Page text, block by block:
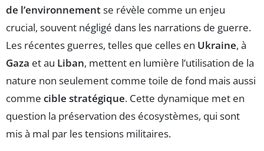
de l’environnementse révèle comme un enjeu
crucial, souvent négligé dans les narrations de guerre.
Les récentes guerres, telles que celles en Ukraine, à
Gaza et au Liban, mettent en lumière l’utilisation de la
nature non seulement comme toile de fond mais aussi
comme cible stratégique. Cette dynamique met en
question la préservation des écosystèmes, qui sont
mis à mal par les tensions militaires.